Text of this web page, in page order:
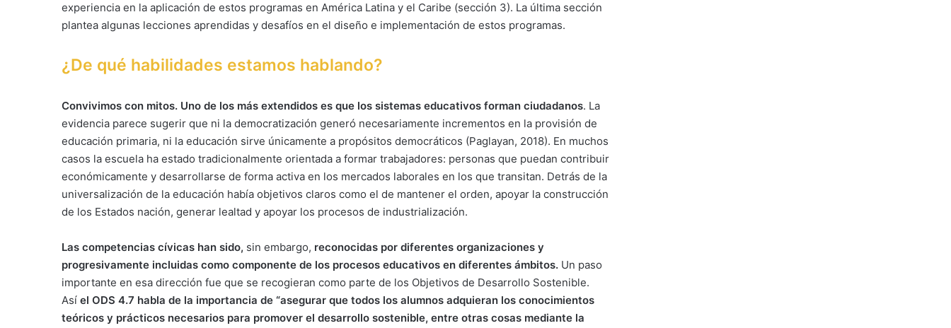
experiencia en la aplicación de estos programas en América Latina y el Caribe (sección 3). La última sección
plantea algunas lecciones aprendidas y desafíos en el diseño e implementación de estos programas.
¿De qué habilidades estamos hablando?
Convivimos con mitos. Uno de los más extendidos es que los sistemas educativos forman ciudadanos. La
evidencia parece sugerir que ni la democratización generó necesariamente incrementos en la provisión de
educación primaria, ni la educación sirve únicamente a propósitos democráticos (Paglayan, 2018). En muchos
casos la escuela ha estado tradicionalmente orientada a formar trabajadores: personas que puedan contribuir
económicamente y desarrollarse de forma activa en los mercados laborales en los que transitan. Detrás de la
universalización de la educación había objetivos claros como el de mantener el orden, apoyar la construcción
de los Estados nación, generar lealtad y apoyar los procesos de industrialización.
Las competencias cívicas han sido, sin embargo, reconocidas por diferentes organizaciones y
progresivamente incluidas como componente de los procesos educativos en diferentes ámbitos. Un paso
importante en esa dirección fue que se recogieran como parte de los Objetivos de Desarrollo Sostenible.
Así el ODS 4.7 habla de la importancia de “asegurar que todos los alumnos adquieran los conocimientos
teóricos y prácticos necesarios para promover el desarrollo sostenible, entre otras cosas mediante la